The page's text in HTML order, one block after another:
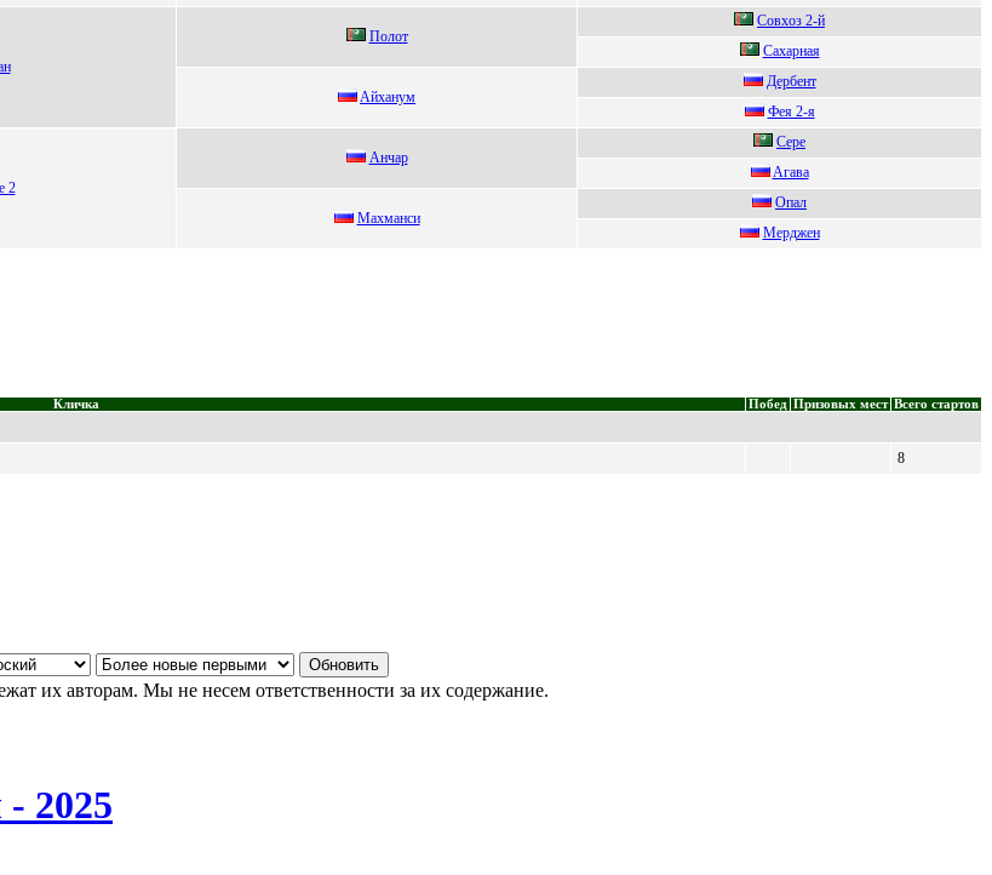
Полот
Cовхоз 2-й
Сaxapнaя
Aйханум
Дepбeнт
Фeя 2-я
2
Анчap
Cере
Aгaвa
Mахманcи
Oпaл
Mеpджен
Кличка Побед Призовых мест Всего стартов
8
их авторам. Мы не несем ответственности за их содержание.
2025